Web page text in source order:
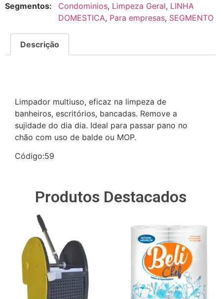
Segmentos:
Condominios, Limpeza Geral, LINHA
DOMESTICA, Para empresas, SEGMENTO
Descrição
Limpador multiuso, eficaz na limpeza de
banheiros, escritórios, bancadas. Remove a
sujidade do dia dia. Ideal para passar pano no
chão com uso de balde ou MOP.
Código:59
Produtos Destacados